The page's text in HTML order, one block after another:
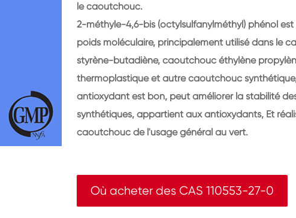
le caoutchouc.
2-méthyle-4,6-bis (octylsulfanylméthyl) phénol
poids moléculaire, principalement utilisé dans le
styrène-butadiène, caoutchouc éthylène
thermoplastique et autre caoutchouc
antioxydant est bon, peut améliorer la stabilité
synthétiques, appartient aux antioxydants, Et
caoutchouc de l'usage général au vert.
Où acheter des CAS 110553-27-0